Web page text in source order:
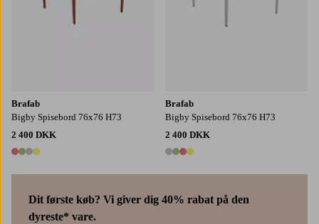
Brafab
Bigby Spisebord 76x76 H73
2 400 DKK
4 farver
Dit første køb? Vi giver dig 40% rabat på den
dyreste* vare.
Brafab
Bigby Spisebord 76x76 H73
2 400 DKK
4 farver